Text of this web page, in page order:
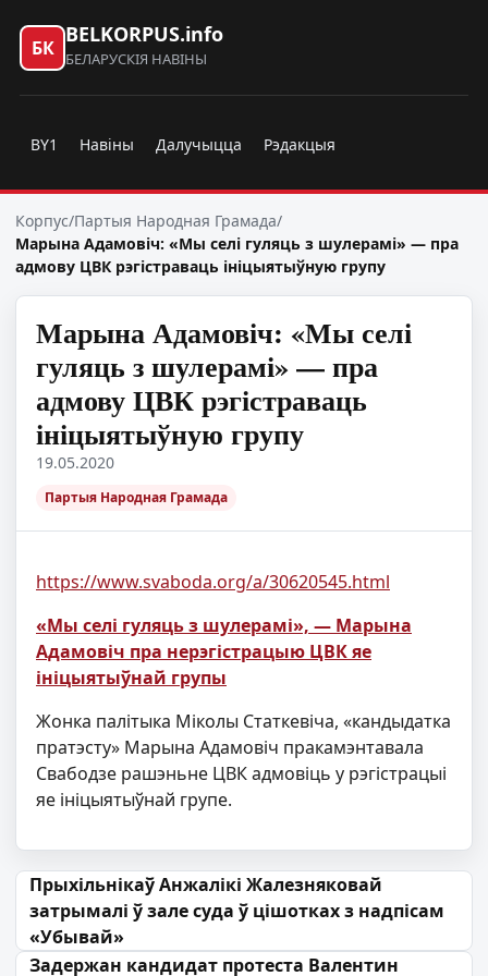
БК
BELKORPUS.info
БЕЛАРУСКІЯ НАВІНЫ
BY1 Навіны Далучыцца Рэдакцыя
Корпус/Партыя Народная Грамада/
Марына Адамовіч: «Мы селі гуляць з шулерамі» — пра
адмову ЦВК рэгістраваць ініцыятыўную групу
Марына Адамовіч: «Мы селі
гуляць з шулерамі» — пра
адмову ЦВК рэгістраваць
ініцыятыўную групу
19.05.2020
Партыя Народная Грамада
https://www.svaboda.org/a/30620545.html
«Мы селі гуляць з шулерамі», — Марына
Адамовіч пра нерэгістрацыю ЦВК яе
ініцыятыўнай групы
Жонка палітыка Міколы Статкевіча, «кандыдатка
пратэсту» ​Марына Адамовіч пракамэнтавала
Свабодзе рашэньне ЦВК адмовіць у рэгістрацыі
яе ініцыятыўнай групе.
Навігацыя па запісах
Прыхільнікаў Анжалікі Жалезняковай
затрымалі ў зале суда ў цішотках з надпісам
«Убывай»
Задержан кандидат протеста Валентин